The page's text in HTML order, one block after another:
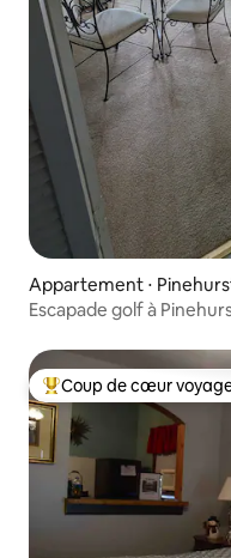
Appartement ⋅
Escapade golf à
Coups de cœur
Coup de cœur